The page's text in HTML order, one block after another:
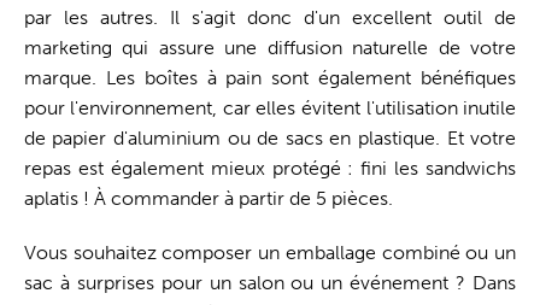
par les autres. Il s'agit donc d'un excellent outil de
marketing qui assure une diffusion naturelle de votre
marque. Les boîtes à pain sont également bénéfiques
pour l'environnement, car elles évitent l'utilisation inutile
de papier d'aluminium ou de sacs en plastique. Et votre
repas est également mieux protégé : fini les sandwichs
aplatis ! À commander à partir de 5 pièces.
Vous souhaitez composer un emballage combiné ou un
sac à surprises pour un salon ou un événement ? Dans